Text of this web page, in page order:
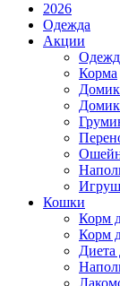
2026
Одежда
Акции
Корма
Кошки
Корм
Корм
Диета